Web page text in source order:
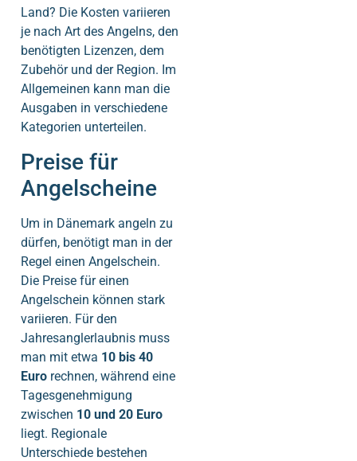
Land? Die Kosten variieren
je nach Art des Angelns, den
benötigten Lizenzen, dem
Zubehör und der Region. Im
Allgemeinen kann man die
Ausgaben in verschiedene
Kategorien unterteilen.
Preise für
Angelscheine
Um in Dänemark angeln zu
dürfen, benötigt man in der
Regel einen Angelschein.
Die Preise für einen
Angelschein können stark
variieren. Für den
Jahresanglerlaubnis muss
man mit etwa 10 bis 40
Euro rechnen, während eine
Tagesgenehmigung
zwischen 10 und 20 Euro
liegt. Regionale
Unterschiede bestehen